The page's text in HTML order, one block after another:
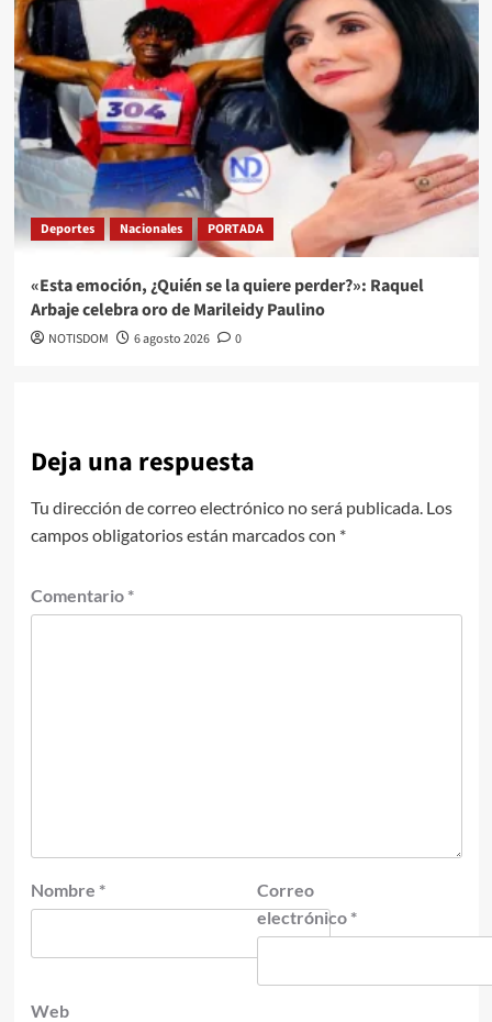
Deportes Nacionales PORTADA
«Esta emoción, ¿Quién se la quiere perder?»: Raquel
Arbaje celebra oro de Marileidy Paulino
NOTISDOM 6 agosto 2026 0
Deja una respuesta
Tu dirección de correo electrónico no será publicada. Los
campos obligatorios están marcados con *
Comentario *
Nombre *
Correo
electrónico *
Web